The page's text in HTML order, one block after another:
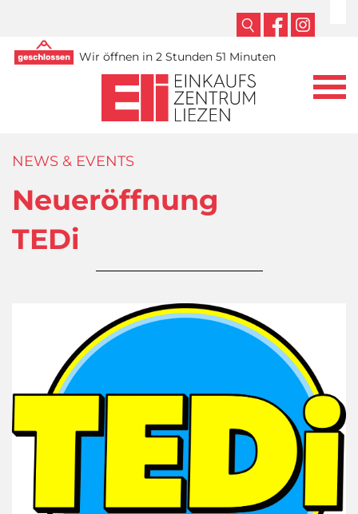
Wir öffnen in 2 Stunden 51 Minuten
NEWS & EVENTS
Neueröffnung
TEDi